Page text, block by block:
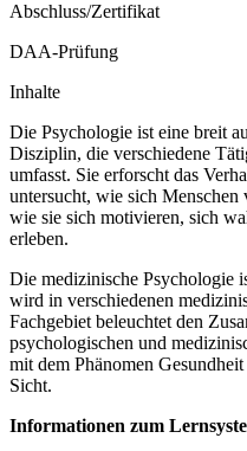
Abschluss/Zertifikat
DAA-Prüfung
Inhalte
Die Psychologie ist eine breit
Disziplin, die verschiedene
umfasst. Sie erforscht das
untersucht, wie sich
wie sie sich motivieren, sich
erleben.
Die medizinische Psychologie
wird in verschiedenen
Fachgebiet beleuchtet den
psychologischen und
mit dem Phänomen
Sicht.
Informationen zum